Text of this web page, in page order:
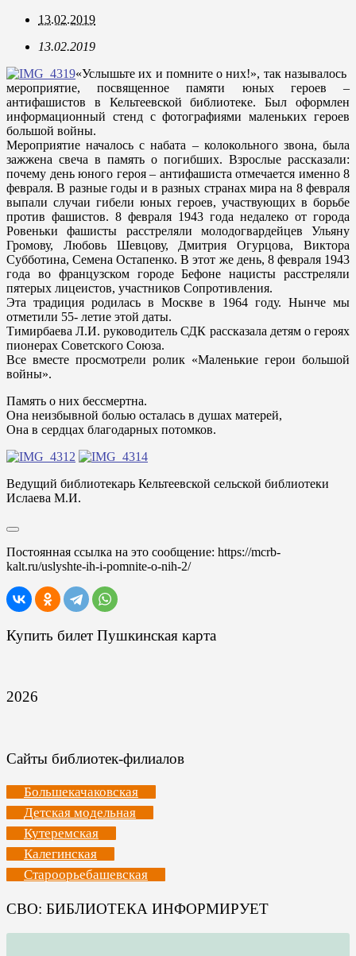
13.02.2019
13.02.2019
«Услышьте их и помните о них!», так называлось
мероприятие, посвященное памяти юных героев –
антифашистов в Кельтеевской библиотеке. Был оформлен
информационный стенд с фотографиями маленьких героев
большой войны.
Мероприятие началось с набата – колокольного звона, была
зажжена свеча в память о погибших. Взрослые рассказали:
почему день юного героя – антифашиста отмечается именно 8
февраля. В разные годы и в разных странах мира на 8 февраля
выпали случаи гибели юных героев, участвующих в борьбе
против фашистов. 8 февраля 1943 года недалеко от города
Ровеньки фашисты расстреляли молодогвардейцев Ульяну
Громову, Любовь Шевцову, Дмитрия Огурцова, Виктора
Субботина, Семена Остапенко. В этот же день, 8 февраля 1943
года во французском городе Бефоне нацисты расстреляли
пятерых лицеистов, участников Сопротивления.
Эта традиция родилась в Москве в 1964 году. Нынче мы
отметили 55- летие этой даты.
Тимирбаева Л.И. руководитель СДК рассказала детям о героях
пионерах Советского Союза.
Все вместе просмотрели ролик «Маленькие герои большой
войны».
Память о них бессмертна.
Она неизбывной болью осталась в душах матерей,
Она в сердцах благодарных потомков.
Ведущий библиотекарь Кельтеевской сельской библиотеки
Ислаева М.И.
Постоянная ссылка на это сообщение: https://mcrb-
kalt.ru/uslyshte-ih-i-pomnite-o-nih-2/
Купить билет Пушкинская карта
2026
Сайты библиотек-филиалов
Большекачаковская
Детская модельная
Кутеремская
Калегинская
Староорьебашевская
СВО: БИБЛИОТЕКА ИНФОРМИРУЕТ